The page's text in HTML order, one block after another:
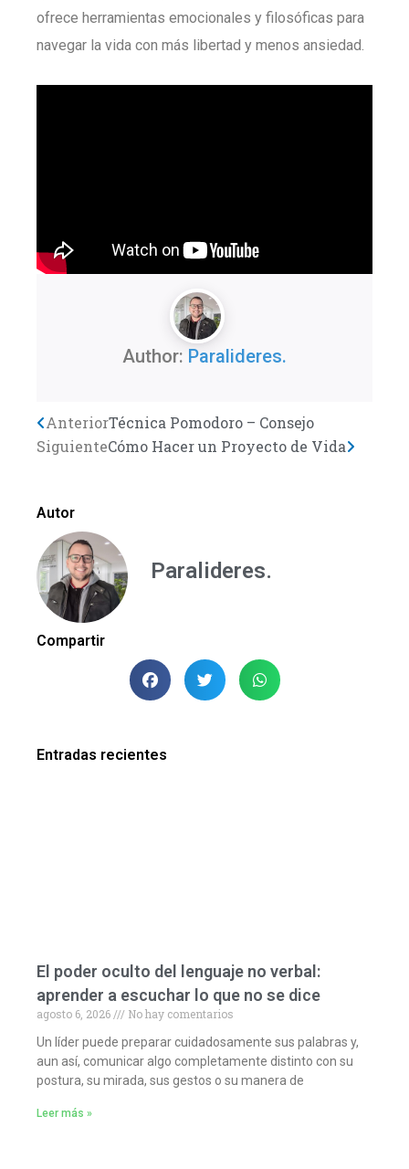
ofrece herramientas emocionales y filosóficas para
navegar la vida con más libertad y menos ansiedad.
Author: Paralideres.
Previo
AnteriorTécnica Pomodoro – Consejo
SiguienteCómo Hacer un Proyecto de Vida
Autor
Paralideres.
Compartir
Entradas recientes
El poder oculto del lenguaje no verbal:
aprender a escuchar lo que no se dice
agosto 6, 2026
No hay comentarios
Un líder puede preparar cuidadosamente sus palabras y,
aun así, comunicar algo completamente distinto con su
postura, su mirada, sus gestos o su manera de
Leer más »